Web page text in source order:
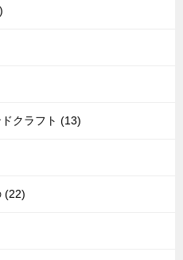
クラフト (13)
(22)